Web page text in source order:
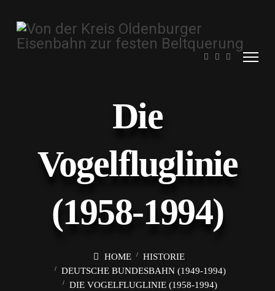
Die
Vogelfluglinie
(1958-1994)
HOME
HISTORIE
DEUTSCHE BUNDESBAHN (1949-1994)
DIE VOGELFLUGLINIE (1958-1994)